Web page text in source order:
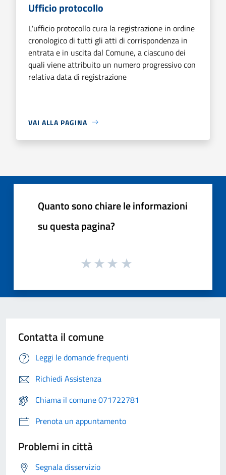
Ufficio protocollo
L'ufficio protocollo cura la registrazione in ordine
cronologico di tutti gli atti di corrispondenza in
entrata e in uscita dal Comune, a ciascuno dei
quali viene attribuito un numero progressivo con
relativa data di registrazione
VAI ALLA PAGINA
Quanto sono chiare le informazioni
su questa pagina?
Contatta il comune
Leggi le domande frequenti
Richiedi Assistenza
Chiama il comune 071722781
Prenota un appuntamento
Problemi in città
Segnala disservizio